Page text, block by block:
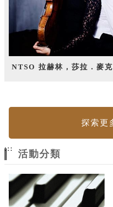
NTSO 拉赫林，莎拉．麥
探索更
:::
活動分類